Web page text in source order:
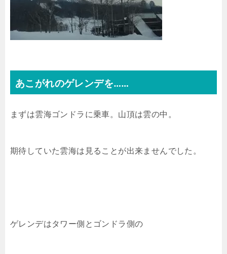
あこがれのゲレンデを……
まずは雲海ゴンドラに乗車。山頂は雲の中。
期待していた雲海は見ることが出来ませんでした。
ゲレンデはタワー側とゴンドラ側の